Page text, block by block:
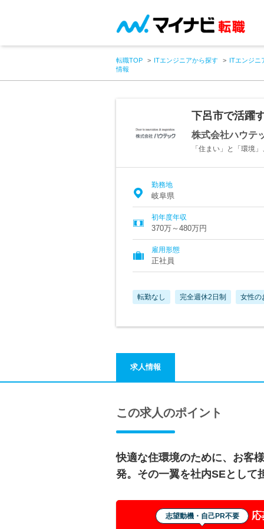
転職TOP ITエンジニアから探す
ITエンジニ
情報
下呂市で活躍
株式会社ハウテ
「住まい」と「環境
勤務地
岐阜県
初年度年収
370万～480万円
雇用形態
正社員
転勤なし 完全週休2日制 女性の
求人情報
この求人のポイント
快適な住環境のために、お客
発。その一翼を社内SEとして
志望動機・自己PR不要